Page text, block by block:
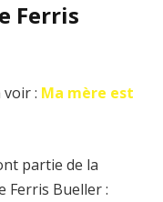
Ferris
: Ma mère est
partie de la
Ferris Bueller :